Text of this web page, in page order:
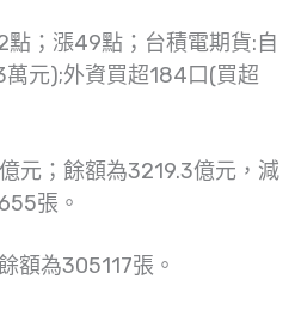
；漲49點；台積電期貨:自
元);外資買超184口(買超
元；餘額為3219.3億元，減
張。
為305117張。